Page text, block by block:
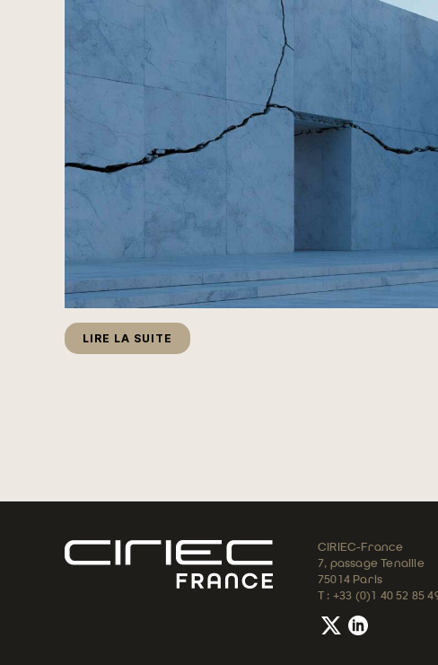
LIRE LA SUITE
CIRIEC-France
7, passage Tenaille
75014 Paris
T : +33 (0)1 40 52 85